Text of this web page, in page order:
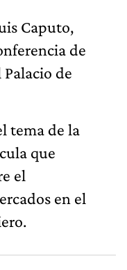
Caputo,
de
de
tema de la
que
el
en el